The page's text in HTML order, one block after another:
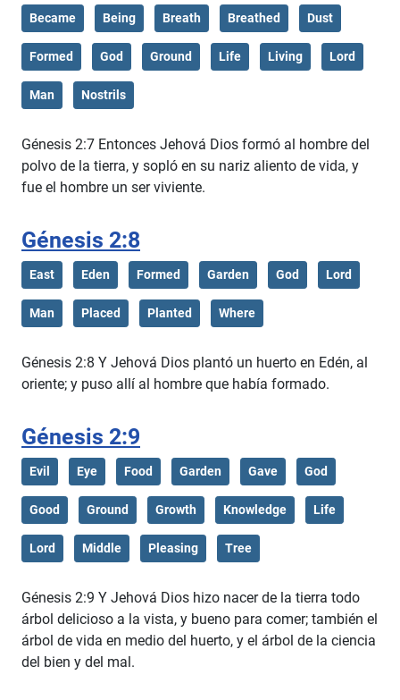
Became Being Breath Breathed Dust
Formed God Ground Life Living Lord
Man Nostrils
Génesis 2:7 Entonces Jehová Dios formó al hombre del
polvo de la tierra, y sopló en su nariz aliento de vida, y
fue el hombre un ser viviente.
Génesis 2:8
East Eden Formed Garden God Lord
Man Placed Planted Where
Génesis 2:8 Y Jehová Dios plantó un huerto en Edén, al
oriente; y puso allí al hombre que había formado.
Génesis 2:9
Evil Eye Food Garden Gave God
Good Ground Growth Knowledge Life
Lord Middle Pleasing Tree
Génesis 2:9 Y Jehová Dios hizo nacer de la tierra todo
árbol delicioso a la vista, y bueno para comer; también el
árbol de vida en medio del huerto, y el árbol de la ciencia
del bien y del mal.